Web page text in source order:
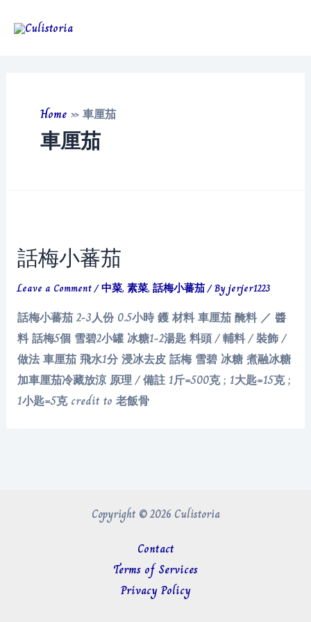
Home »車厘茄
車厘茄
話梅小蕃茄
Leave a Comment/中菜,素菜,話梅小蕃茄/ Byjerjer1223
話梅小蕃茄 2-3人份 0.5小時 鑊 材料 車厘茄 醃料 ／ 醬
料 話梅5個 雪碧2小罐 冰糖1-2湯匙 料頭 / 輔料 / 裝飾 /
做法 車厘茄 飛水1分 浸冰去皮 話梅 雪碧 冰糖 煮融冰糖
加車厘茄冷藏放涼 原理 / 備註 1斤=500克 ; 1大匙=15克 ;
1小匙=5克 credit to 老飯骨
Copyright © 2026 Culistoria
Contact
Terms of Services
Privacy Policy